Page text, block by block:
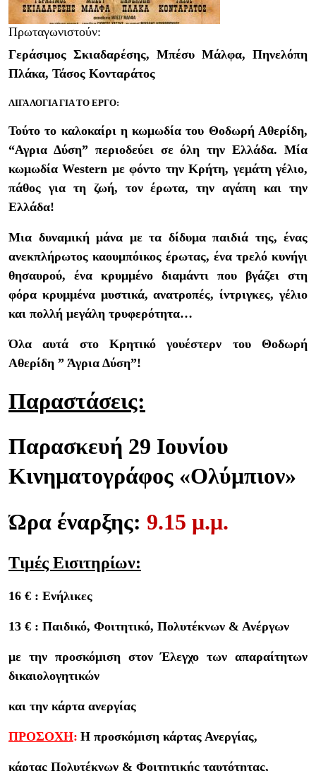
Πρωταγωνιστούν:
Γεράσιμος Σκιαδαρέσης, Μπέσυ Μάλφα, Πηνελόπη
Πλάκα, Τάσος Κονταράτος
ΛΙΓΑ ΛΟΓΙΑ ΓΙΑ ΤΟ ΕΡΓΟ:
Τούτο το καλοκαίρι η κωμωδία του Θοδωρή Αθερίδη,
“Αγρια Δύση” περιοδεύει σε όλη την Ελλάδα. Μία
κωμωδία Western με φόντο την Κρήτη, γεμάτη γέλιο,
πάθος για τη ζωή, τον έρωτα, την αγάπη και την
Ελλάδα!
Μια δυναμική μάνα με τα δίδυμα παιδιά της, ένας
ανεκπλήρωτος καουμπόικος έρωτας, ένα τρελό κυνήγι
θησαυρού, ένα κρυμμένο διαμάντι που βγάζει στη
φόρα κρυμμένα μυστικά, ανατροπές, ίντριγκες, γέλιο
και πολλή μεγάλη τρυφερότητα…
Όλα αυτά στο Κρητικό γουέστερν του Θοδωρή
Αθερίδη ” Άγρια Δύση”!
Παραστάσεις:
Παρασκευή 29 Ιουνίου
Κινηματογράφος «Ολύμπιον»
Ώρα έναρξης: 9.15 μ.μ.
Τιμές Εισιτηρίων:
16 € : Ενήλικες
13 € : Παιδικό, Φοιτητικό, Πολυτέκνων & Ανέργων
με την προσκόμιση στον Έλεγχο των απαραίτητων
δικαιολογητικών
και την κάρτα ανεργίας
ΠΡΟΣΟΧΗ: Η προσκόμιση κάρτας Ανεργίας,
κάρτας Πολυτέκνων & Φοιτητικής ταυτότητας,